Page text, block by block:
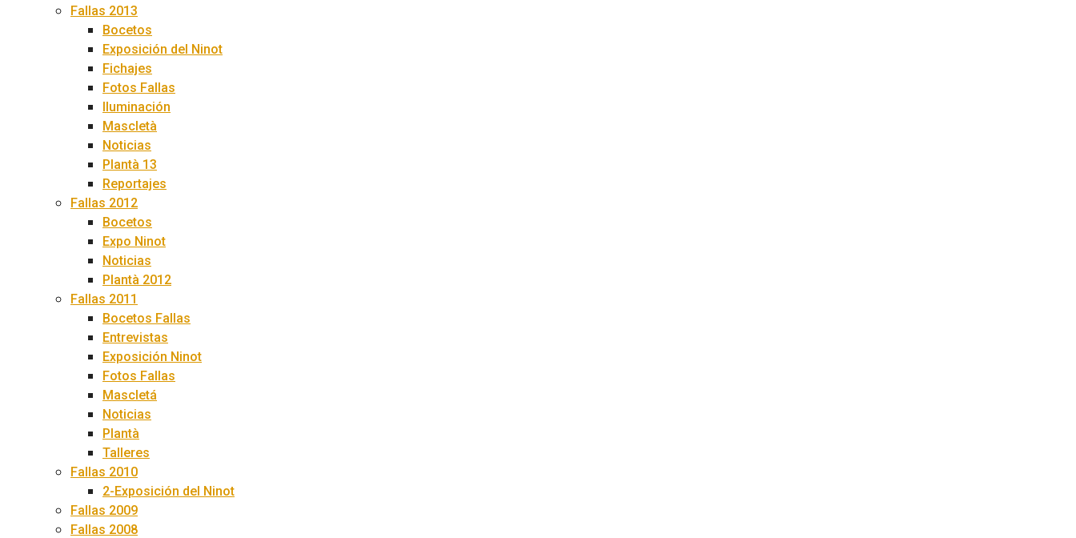
Fallas 2013
Bocetos
Exposición del Ninot
Fichajes
Fotos Fallas
Iluminación
Mascletà
Noticias
Plantà 13
Reportajes
Fallas 2012
Bocetos
Expo Ninot
Noticias
Plantà 2012
Fallas 2011
Bocetos Fallas
Entrevistas
Exposición Ninot
Fotos Fallas
Mascletá
Noticias
Plantà
Talleres
Fallas 2010
2-Exposición del Ninot
Fallas 2009
Fallas 2008